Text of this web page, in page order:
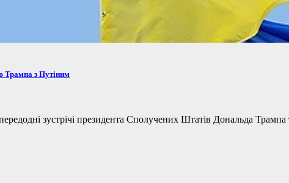
Трампа з Путіним
зустрічі президента Сполучених Штатів Дональда Трампа